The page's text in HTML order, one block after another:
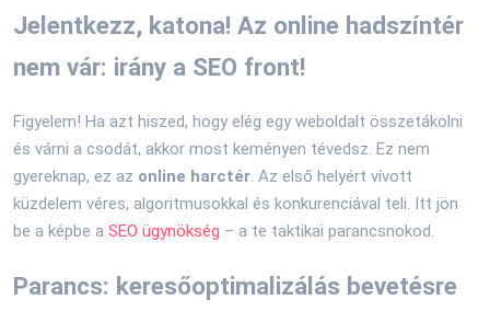
Jelentkezz, katona! Az online hadszíntér
nem vár: irány a SEO front!
Figyelem! Ha azt hiszed, hogy elég egy weboldalt összetákolni
és várni a csodát, akkor most keményen tévedsz. Ez nem
gyereknap, ez az online harctér. Az első helyért vívott
küzdelem véres, algoritmusokkal és konkurenciával teli. Itt jön
be a képbe a SEO ügynökség – a te taktikai parancsnokod.
Parancs: keresőoptimalizálás bevetésre